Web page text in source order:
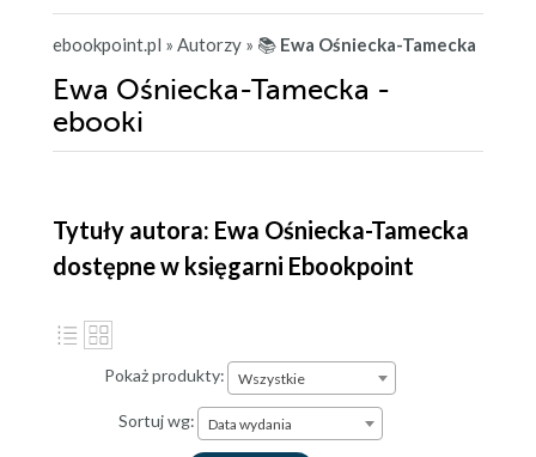
ebookpoint.pl » Autorzy » 📚 Ewa Ośniecka-Tamecka
Ewa Ośniecka-Tamecka -
ebooki
Tytuły autora: Ewa Ośniecka-Tamecka
dostępne w księgarni Ebookpoint
Pokaż produkty: Wszystkie
Sortuj wg: Data wydania